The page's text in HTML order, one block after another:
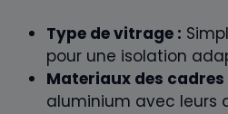
Type de vitrage :
pour une isolation
Materiaux des cadres
aluminium avec leurs